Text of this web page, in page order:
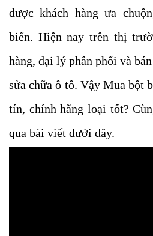
được khách hàng ưa
biến. Hiện nay trên thị
hàng, đại lý phân phối và
sửa chữa ô tô. Vậy Mua bột
tín, chính hãng loại tốt?
qua bài viết dưới đây.